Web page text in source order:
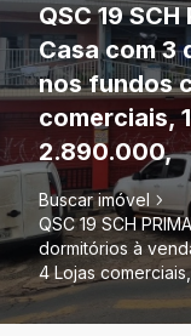
QSC 19
Casa com 3
nos fundos
comerciais,
2.890.000,
Buscar imóvel
QSC 19 SCH
dormitórios à
4 Lojas